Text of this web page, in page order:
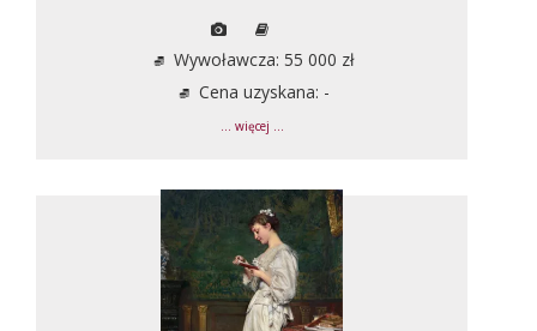
Wywoławcza: 55 000 zł
Cena uzyskana: -
... więcej ...